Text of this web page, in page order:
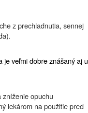
z prechladnutia, sennej
veľmi dobre znášaný aj u
opuchu
lekárom na použitie pred